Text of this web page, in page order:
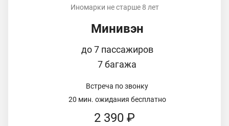
Иномарки не старше 8 лет
Минивэн
до 7 пассажиров
7 багажа
Встреча по звонку
20 мин. ожидания бесплатно
2 390 ₽